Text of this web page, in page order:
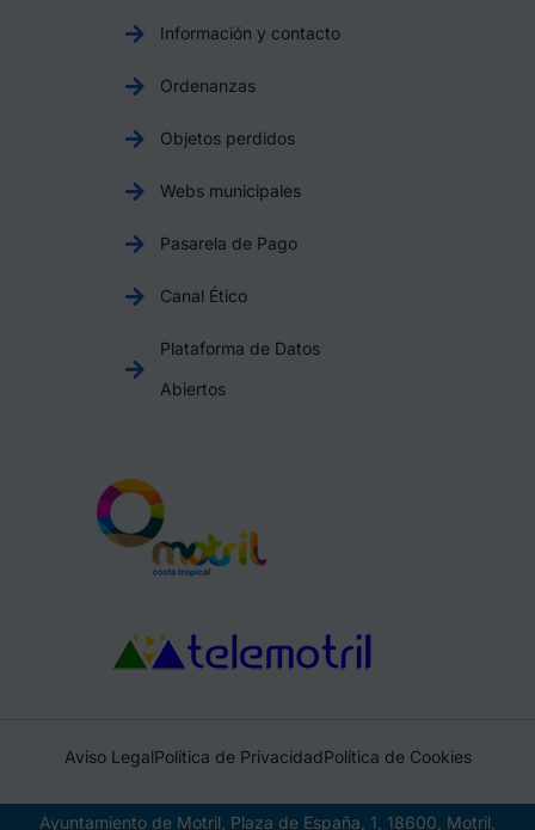
Información y contacto
Ordenanzas
Objetos perdidos
Webs municipales
Pasarela de Pago
Canal Ético
Plataforma de Datos
Abiertos
Aviso LegalPolítica de PrivacidadPolítica de Cookies
Ayuntamiento de Motril, Plaza de España, 1, 18600, Motril,